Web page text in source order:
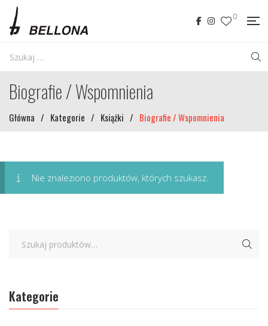
0
Biografie / Wspomnienia
Główna / Kategorie / Książki / Biografie / Wspomnienia
Nie znaleziono produktów, których szukasz.
Kategorie